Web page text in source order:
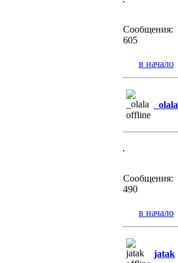
Сообщения:
605
в начало
_olala
Сообщения:
490
в начало
jatak